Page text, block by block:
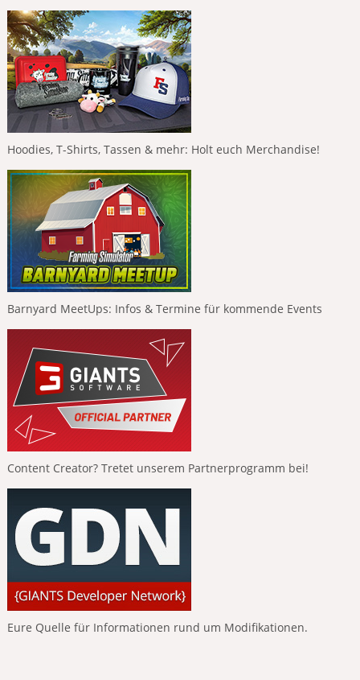
Hoodies, T-Shirts, Tassen & mehr: Holt euch Merchandise!
Barnyard MeetUps: Infos & Termine für kommende Events
Content Creator? Tretet unserem Partnerprogramm bei!
Eure Quelle für Informationen rund um Modifikationen.